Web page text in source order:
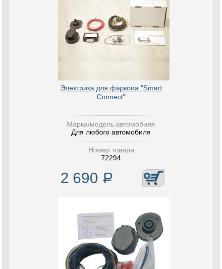
Электрика для фаркопа "Smart
Connect"
Марка/модель автомобиля
Для любого автомобиля
Номер товара
72294
2 690 Р